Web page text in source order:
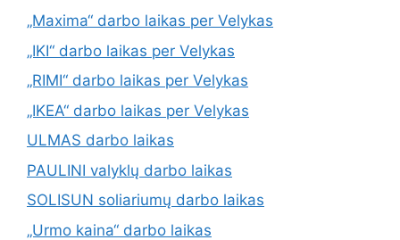
„Maxima“ darbo laikas per Velykas
„IKI“ darbo laikas per Velykas
„RIMI“ darbo laikas per Velykas
„IKEA“ darbo laikas per Velykas
ULMAS darbo laikas
PAULINI valyklų darbo laikas
SOLISUN soliariumų darbo laikas
„Urmo kaina“ darbo laikas